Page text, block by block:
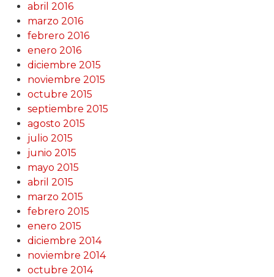
abril 2016
marzo 2016
febrero 2016
enero 2016
diciembre 2015
noviembre 2015
octubre 2015
septiembre 2015
agosto 2015
julio 2015
junio 2015
mayo 2015
abril 2015
marzo 2015
febrero 2015
enero 2015
diciembre 2014
noviembre 2014
octubre 2014